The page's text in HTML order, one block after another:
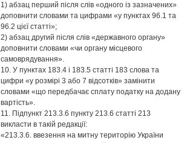
1) абзац перший після слів «одного із зазначених»
доповнити словами та цифрами «у пунктах 96.1 та
96.2 цієї статті»;
2) абзац другий після слів «державного органу»
доповнити словами «чи органу місцевого
самоврядування».
10. У пунктах 183.4 і 183.5 статті 183 слова та
цифри «у розмірі 3 або 7 відсотків» замінити
словами «що передбачає сплату податку на додану
вартість».
11. Підпункт 213.3.6 пункту 213.6 статті 213
викласти в такій редакції:
«213.3.6. ввезення на митну територію України